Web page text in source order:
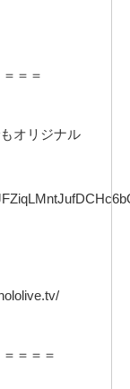
＝＝
オリジナル
＝＝＝